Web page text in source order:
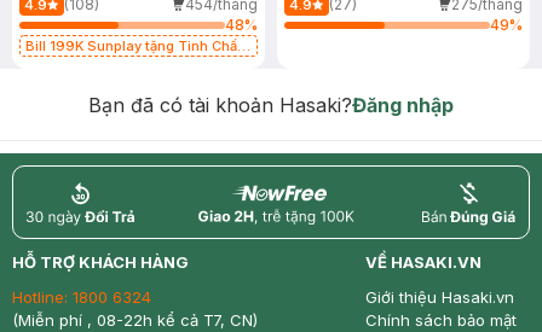
4.9 (108)
454/tháng
48%
Bill 199K Sunplay tặng Tinh Chất
4.9 (27)
275/tháng
49%
Bạn đã có tài khoản Hasaki?Đăng nhập
return nowfree price
HỖ TRỢ KHÁCH HÀNG
Hotline: 1800 6324
(Miễn phí , 08-22h kể cả T7, CN)
VỀ HASAKI.VN
Giới thiệu Hasaki.vn
Chính sách bảo mật